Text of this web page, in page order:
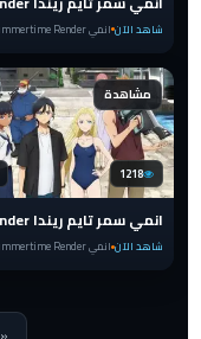
شاهد الآن انمي Summertime Render مترجم
مشاهدة
1218
شاهد الآن انمي Summertime Render مترجم